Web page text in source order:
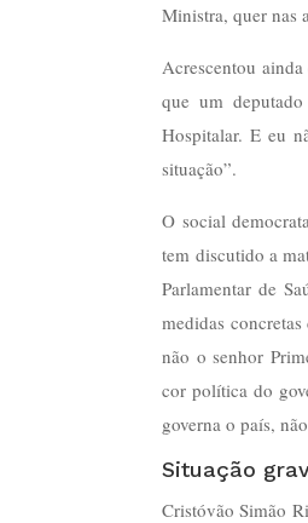
Ministra, quer nas
Acrescentou
que um
Hospitalar. E eu
situação”.
O social
tem discutido a
Parlamentar de
medidas
não o senhor
cor política do
governa o país,
Situação
Cristóvão Simão